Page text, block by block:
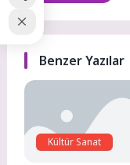
Benzer Yazılar
Kültür Sanat